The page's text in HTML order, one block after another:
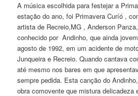
A música escolhida para festejar a
estação do ano, foi Primavera Curíó ,
artista de Recreio,MG , Anderson
conhecido por Andinho, que ainda
agosto de 1992, em um acidente de
Junqueira e Recreio. Quando cantava
até mesmo nos bares em que
sempre pedida. Esta canção do
obra comovente que mistura delicadeza